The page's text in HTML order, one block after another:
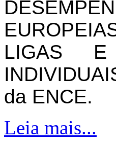
LIGAS E
da ENCE.
Leia mais...